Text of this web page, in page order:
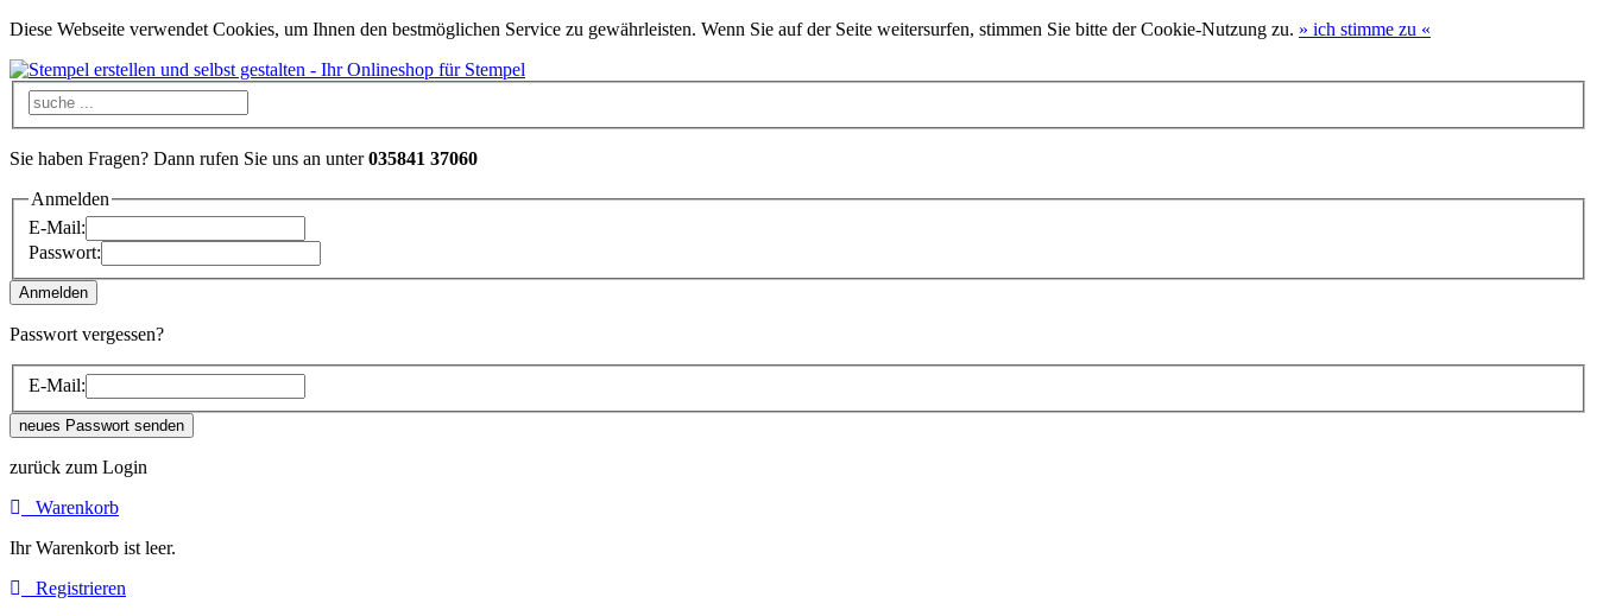
Diese Webseite verwendet Cookies, um Ihnen den bestmöglichen Service zu gewährleisten. Wenn Sie auf der Seite weitersurfen, stimmen Sie bitte der Cookie-Nutzung zu. » ich stimme zu «
Sie haben Fragen? Dann rufen Sie uns an unter035841 37060
Anmelden
E-Mail:
Passwort:
Passwort vergessen?
E-Mail:
zurück zum Login
Warenkorb
Ihr Warenkorb ist leer.
Registrieren